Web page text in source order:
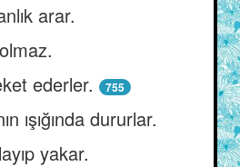
arar.
ederler.
755
ışığında dururlar.
yakar.